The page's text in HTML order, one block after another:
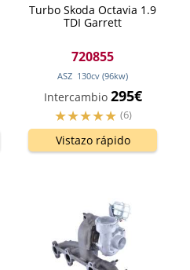
Turbo Skoda Octavia 1.9
TDI Garrett
720855
ASZ 130cv (96kw)
Intercambio 295€
(6)
Vistazo rápido